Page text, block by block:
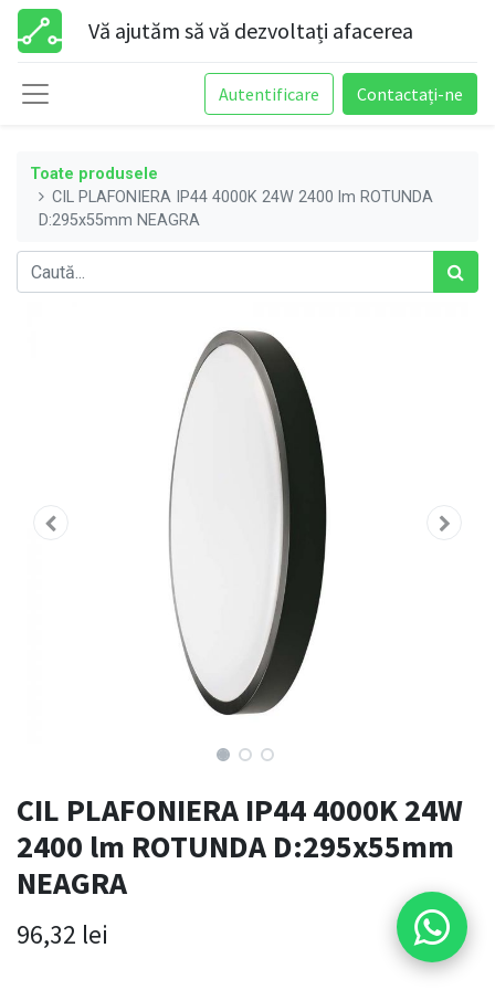
Vă ajutăm să vă dezvoltați afacerea
Autentificare Contactați-ne
Toate produsele
CIL PLAFONIERA IP44 4000K 24W 2400 lm ROTUNDA
D:295x55mm NEAGRA
CIL PLAFONIERA IP44 4000K 24W
2400 lm ROTUNDA D:295x55mm
NEAGRA
96,32 lei